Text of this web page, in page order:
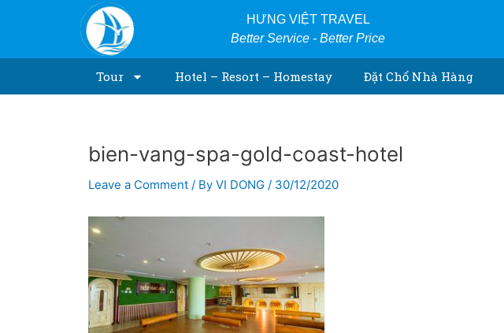
HƯNG VIỆT TRAVEL
Better Service - Better Price
Tour Hotel – Resort – Homestay Đặt Chổ Nhà Hàng
bien-vang-spa-gold-coast-hotel
Leave a Comment / By VI DONG / 30/12/2020
Post
navigation